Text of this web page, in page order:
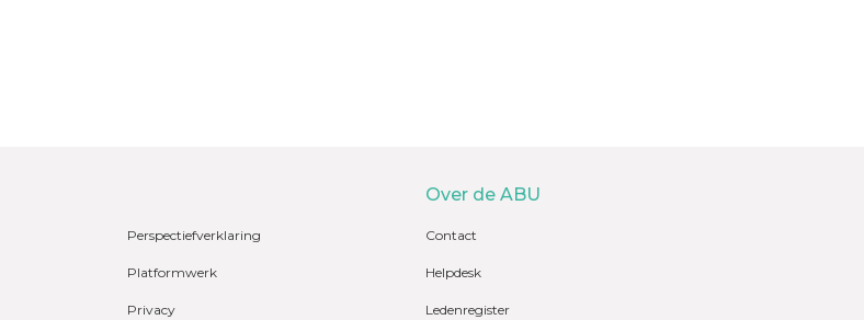
Perspectiefverklaring
Platformwerk
Privacy
Over de ABU
Contact
Helpdesk
Ledenregister